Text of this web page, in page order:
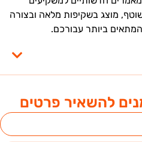
להשאיר פרטים
מוצג בשקיפות מלאה ובצורה
ביותר עבורכם.